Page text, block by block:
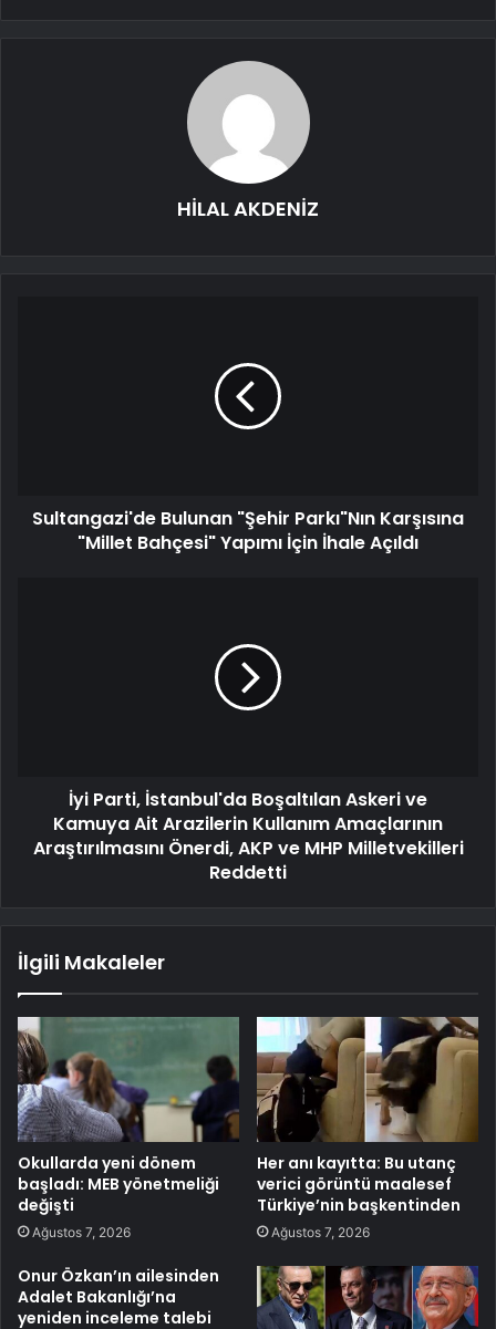
HİLAL AKDENİZ
Sultangazi'de Bulunan "Şehir Parkı"Nın Karşısına
"Millet Bahçesi" Yapımı İçin İhale Açıldı
İyi Parti, İstanbul'da Boşaltılan Askeri ve
Kamuya Ait Arazilerin Kullanım Amaçlarının
Araştırılmasını Önerdi, AKP ve MHP Milletvekilleri
Reddetti
İlgili Makaleler
Okullarda yeni dönem
başladı: MEB yönetmeliği
değişti
Ağustos 7, 2026
Her anı kayıtta: Bu utanç
verici görüntü maalesef
Türkiye’nin başkentinden
Ağustos 7, 2026
Onur Özkan’ın ailesinden
Adalet Bakanlığı’na
yeniden inceleme talebi